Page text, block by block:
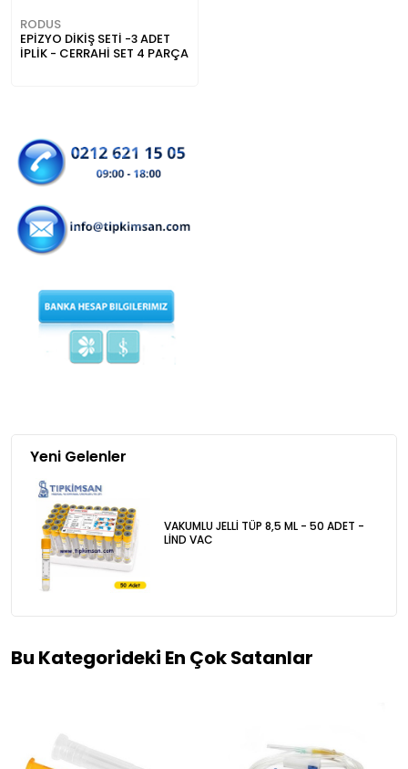
RODUS
EPİZYO DİKİŞ SETİ -3 ADET
İPLİK - CERRAHİ SET 4 PARÇA
Yeni Gelenler
VAKUMLU JELLİ TÜP 8,5 ML - 50 ADET -
LİND VAC
Bu Kategorideki En Çok Satanlar